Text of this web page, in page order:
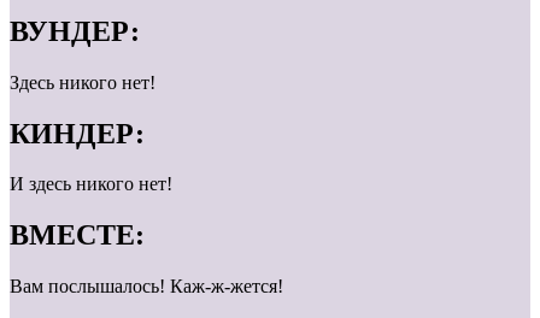
ВУНДЕР:
Здесь никого нет!
КИНДЕР:
И здесь никого нет!
ВМЕСТЕ:
Вам послышалось! Каж-ж-жется!